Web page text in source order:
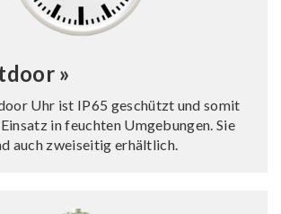
»
Uhr ist IP65 geschützt und somit
in feuchten Umgebungen. Sie
auch zweiseitig erhältlich.